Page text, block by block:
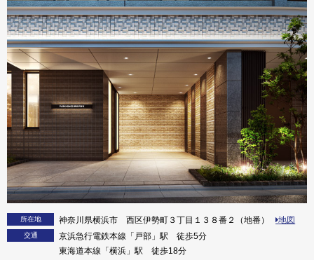
所在地 神奈川県横浜市 西区伊勢町３丁目１３８番２（地番） 地図
交通
京浜急行電鉄本線「戸部」駅 徒歩5分
東海道本線「横浜」駅 徒歩18分